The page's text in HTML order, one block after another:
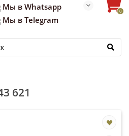
Мы в Whatsapp
Мы в Telegram
0
621